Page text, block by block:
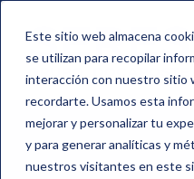
Este sitio web almacena
se utilizan para recopilar
interacción con nuestro sitio
recordarte. Usamos esta
mejorar y personalizar tu
y para generar analíticas y
nuestros visitantes en este